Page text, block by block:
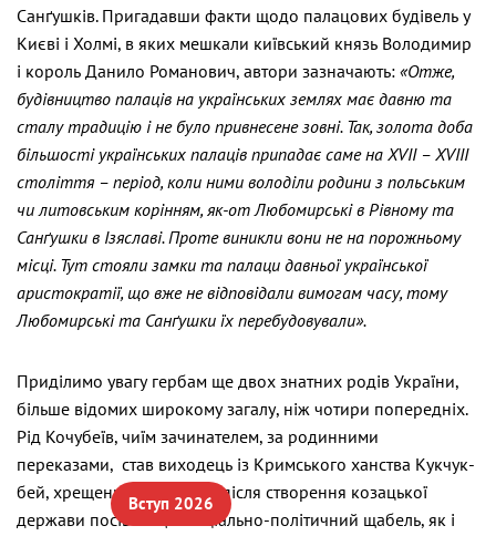
Санґушків. Пригадавши факти щодо палацових будівель у
Києві і Холмі, в яких мешкали київський князь Володимир
і король Данило Романович, автори зазначають: «Отже,
будівництво палаців на українських землях має давню та
сталу традицію і не було привнесене зовні. Так, золота доба
більшості українських палаців припадає саме на XVII– XVIII
століття – період, коли ними володіли родини з польським
чи литовським корінням, як-от Любомирські в Рівному та
Санґушки в Ізяславі. Проте виникли вони не на порожньому
місці. Тут стояли замки та палаци давньої української
аристократії, що вже не відповідали вимогам часу, тому
Любомирські та Санґушки їх перебудовували».
Приділимо увагу гербам ще двох знатних родів України,
більше відомих широкому загалу, ніж чотири попередніх.
Рід Кочубеїв, чиїм зачинателем, за родинними
переказами, став виходець із Кримського ханства Кукчук-
бей, хрещений як Андрій, після створення козацької
держави посів вищій соціально-політичний щабель, як і
Вступ 2026